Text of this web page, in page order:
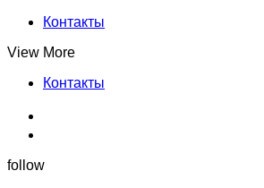
Контакты
View More
Контакты
follow